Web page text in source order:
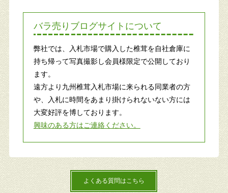
バラ売りブログサイトについて
弊社では、入札市場で購入した椎茸を自社倉庫に
持ち帰って写真撮影し会員様限定で公開しており
ます。
遠方より九州椎茸入札市場に来られる同業者の方
や、入札に時間をあまり掛けられないない方には
大変好評を博しております。
興味のある方はご連絡ください。
よくある質問はこちら